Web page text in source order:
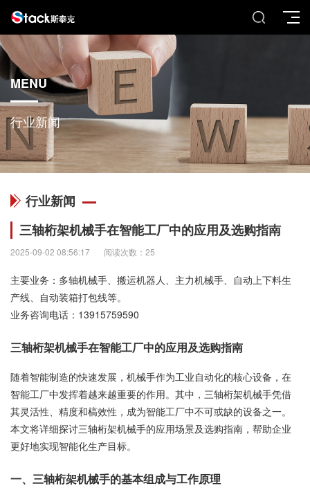
MENU
行业新闻
行业新闻
三轴桁架机械手在智能工厂中的应用及选购指南
2025-09-02 08:56:17 阅读次数：25
主要业务：多轴机械手、搬运机器人、主力机械手、自动上下料生
产线、自动装箱打包线等。
业务咨询电话： 13915759590
三轴桁架机械手在智能工厂中的应用及选购指南
随着智能制造的快速发展，机械手作为工业自动化的核心设备，在
智能工厂中发挥着越来越重要的作用。其中，三轴桁架机械手凭借
其灵活性、精度和槁效性，成为智能工厂中不可或缺的设备之一。
本文将详细探讨三轴桁架机械手的应用场景及选购指南，帮助企业
更好地实现智能化生产目标。
一、三轴桁架机械手的基本组成与工作原理